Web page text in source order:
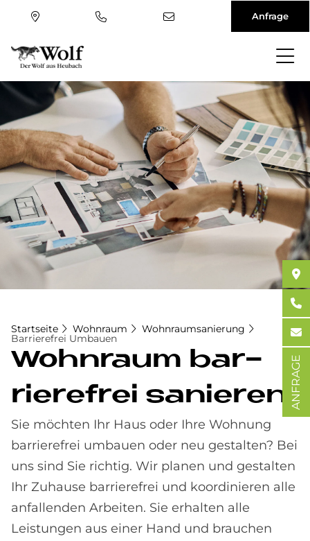
Direkt
zum
Inhalt
Anfrage
Startseite Wohnraum Wohnraumsanierung
Barrierefrei Umbauen
Wohn­raum bar­
rie­re­frei sa­nie­ren
Sie möchten Ihr Haus oder Ihre Wohnung
barrierefrei umbauen oder neu gestalten? Bei
uns sind Sie richtig. Wir planen und gestalten
Ihr Zuhause barrierefrei und koordinieren alle
anfallenden Arbeiten. Sie erhalten alle
Leistungen aus einer Hand und brauchen
ANFRAGE